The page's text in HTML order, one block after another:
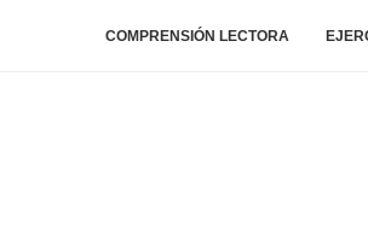
COMPRENSIÓN LECTORA